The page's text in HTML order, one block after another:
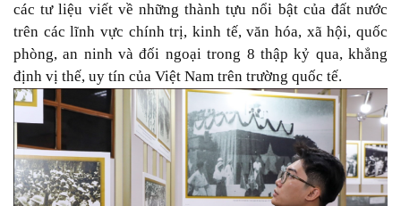
các tư liệu viết về những thành tựu nổi bật của đất nước
trên các lĩnh vực chính trị, kinh tế, văn hóa, xã hội, quốc
phòng, an ninh và đối ngoại trong 8 thập kỷ qua, khẳng
định vị thế, uy tín của Việt Nam trên trường quốc tế.